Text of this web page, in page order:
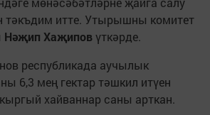
тәкъдим итте. Утырышны комитет
Нәҗип Хаҗиповүткәрде.
республикада аучылык
6,3 мең гектар тәшкил итүен
хайваннар саны арткан.